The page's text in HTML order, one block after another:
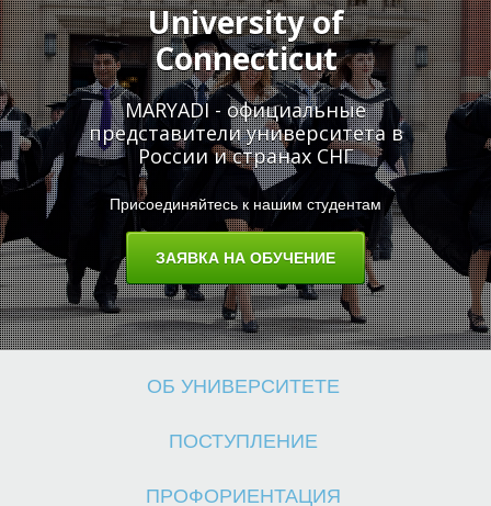
University of
Connecticut
MARYADI - официальные
представители университета в
России и странах СНГ
Присоединяйтесь к нашим студентам
ЗАЯВКА НА ОБУЧЕНИЕ
ОБ УНИВЕРСИТЕТЕ
ПОСТУПЛЕНИЕ
ПРОФОРИЕНТАЦИЯ
Б